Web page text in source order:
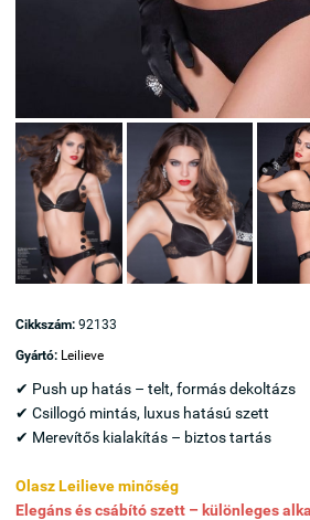
Cikkszám: 92133
Gyártó: Leilieve
✔ Push up hatás – telt, formás dekoltázs
✔ Csillogó mintás, luxus hatású szett
✔ Merevítős kialakítás – biztos tartás
Olasz Leilieve minőség
Elegáns és csábító szett – különleges